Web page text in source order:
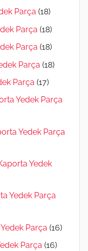
Parça (18)
Parça (18)
Parça (18)
Parça (18)
Parça (17)
Yedek Parça
Yedek Parça
Yedek
Yedek Parça
Parça (16)
Parça (16)